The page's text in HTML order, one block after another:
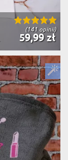
(141 opinii)
59,99 zł